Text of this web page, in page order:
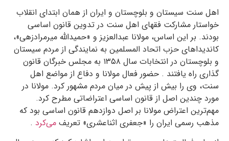
اهل سنت سیستان و بلوچستان و ایران از همان ابتدای انقلاب
خواستار مشارکت فقهای اهل سنت در تدوین قانون اساسی
بودند. بر این اساس، مولانا عبدالعزیز و «حمیدالله میرمرادزهی»،
کاندیداهای حزب اتحاد المسلمین به نمایندگی از مردم سیستان
و بلوچستان در انتخابات سال ۱۳۵۸ به مجلس خبرگان قانون
گذاری راه یافتند . حضور فعال مولانا و دفاع از مواضع اهل
سنت، وی را بیش از پیش در میان مردم مشهور کرد. مولانا در
مورد چندین اصل از قانون اساسی اعتراضاتی مطرح کرد.
مهم‌ترین اعتراض مولانا بر اصل دوازدهم قانون اساسی بود که
مذهب رسمی ایران را «جعفری اثناعشری» تعریف می‌کرد.